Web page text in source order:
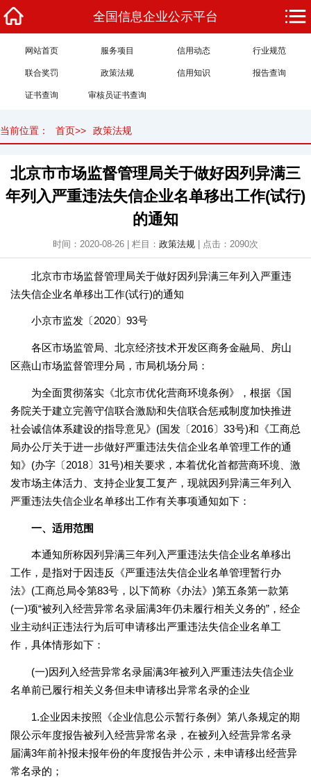
全国信息企业公示平台
网站首页 服务项目 信用动态 行业规范
联合奖罚 政策法规 信用知识 报告查询
证书查询 审核员证书查询
当前位置： 首页>> 政策法规
北京市市场监督管理局关于做好因列异满三
年列入严重违法失信企业名单移出工作(试行)
的通知
时间：2020-08-26 | 栏目： 政策法规 | 点击： 2090次
北京市市场监督管理局关于做好因列异满三年列入严重违
法失信企业名单移出工作(试行)的通知
小京市监发〔2020〕93号
各区市场监管局、北京经济技术开发区商务金融局、房山
区燕山市场监督管理分局，市局机场分局：
为全面贯彻落实《北京市优化营商环境条例》，根据《国
务院关于建立完善守信联合激励和失信联合惩戒制度加快推进
社会诚信体系建设的指导意见》(国发〔2016〕33号)和《工商总
局办公厅关于进一步做好严重违法失信企业名单管理工作的通
知》(办字〔2018〕31号)相关要求，本着优化首都营商环境、激
发市场主体活力、支持企业复工复产，现就因列异满三年列入
严重违法失信企业名单移出工作有关事项通知如下：
一、适用范围
本通知所称因列异满三年列入严重违法失信企业名单移出
工作，是指对于因违反《严重违法失信企业名单管理暂行办
法》(工商总局令第83号，以下简称《办法》)第五条第一款第
(一)项“被列入经营异常名录届满3年仍未履行相关义务的”，经企
业主动纠正违法行为后可申请移出严重违法失信企业名单工
作，具体情形如下：
(一)因列入经营异常名录届满3年被列入严重违法失信企业
名单前已履行相关义务但未申请移出异常名录的企业
1.企业因未按照《企业信息公示暂行条例》第八条规定的期
限公示年度报告被列入经营异常名录，在被列入经营异常名录
届满3年前补报未报年份的年度报告并公示，未申请移出经营异
常名录的；